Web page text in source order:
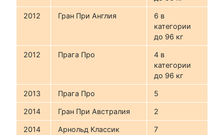
2012 Гран При Англия
6 в
категории
до 96 кг
2012 Прага Про
4 в
категории
до 96 кг
2013 Прага Про 5
2014 Гран При Австралия 2
2014
Арнольд Классик
7